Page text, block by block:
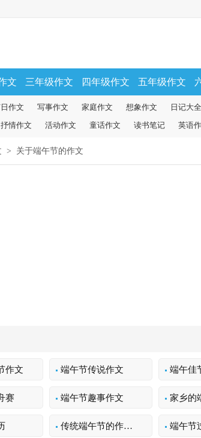
文 三年级作文 四年级作文 五年级作文
作文 写事作文 家庭作文 想象作文 日记大全
抒情作文 活动作文 童话作文 读书笔记 英语
> 关于端午节的作文
作文 端午节传说作文 端午佳
赛 端午节趣事作文 家乡的端
传统端午节的作文300字 端午节